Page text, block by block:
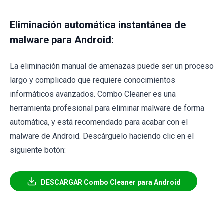
Eliminación automática instantánea de
malware para Android:
La eliminación manual de amenazas puede ser un proceso
largo y complicado que requiere conocimientos
informáticos avanzados. Combo Cleaner es una
herramienta profesional para eliminar malware de forma
automática, y está recomendado para acabar con el
malware de Android. Descárguelo haciendo clic en el
siguiente botón:
DESCARGAR Combo Cleaner para Android